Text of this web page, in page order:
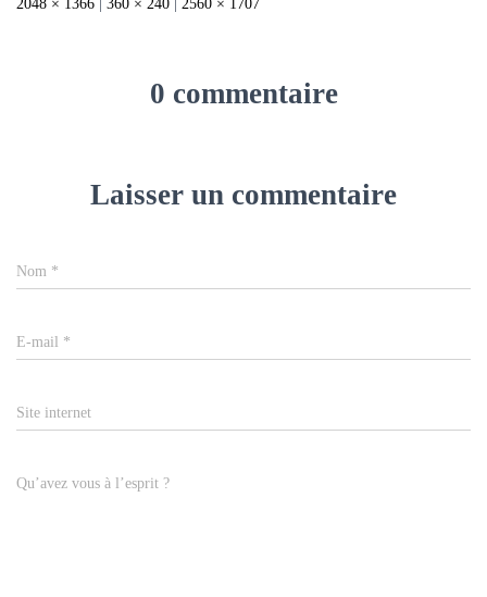
2048 × 1366 | 360 × 240 | 2560 × 1707
0 commentaire
Laisser un commentaire
Nom *
E-mail *
Site internet
Qu’avez vous à l’esprit ?